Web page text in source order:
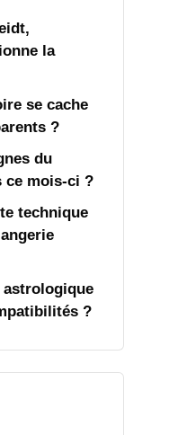
la
se cache
?
du
ce mois-ci ?
technique
?